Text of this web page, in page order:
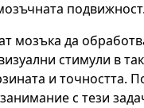
подвижност.
мозъка да
стимули в
и точността.
с тези